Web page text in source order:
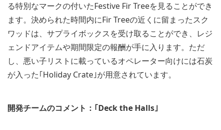
る特別なマークの付いたFestive Fir Treeを見ることができ
ます。決められた時間内にFir Treeの近くに留まったスク
ワッドは、サプライボックスを受け取ることができ、レジ
ェンドアイテムや期間限定の報酬が手に入ります。ただ
し、悪い子リストに載っているオペレーター向けには石炭
が入った｢Holiday Crate｣が用意されています。
開発チームのコメント：｢Deck the Halls｣